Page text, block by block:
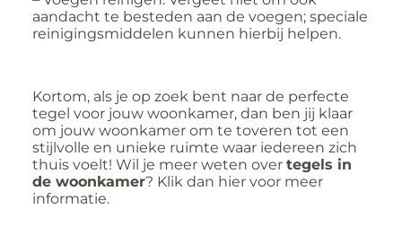
aandacht te besteden aan de voegen; speciale
reinigingsmiddelen kunnen hierbij helpen.
Kortom, als je op zoek bent naar de perfecte
tegel voor jouw woonkamer, dan ben jij klaar
om jouw woonkamer om te toveren tot een
stijlvolle en unieke ruimte waar iedereen zich
thuis voelt! Wil je meer weten over tegels in
de woonkamer? Klik dan hier voor meer
informatie.